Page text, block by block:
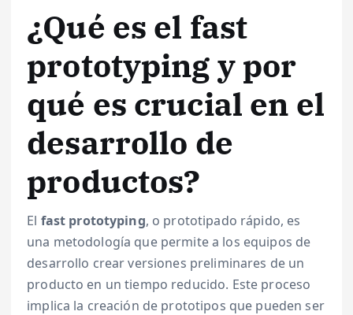
¿Qué es el fast
prototyping y por
qué es crucial en el
desarrollo de
productos?
El fast prototyping, o prototipado rápido, es
una metodología que permite a los equipos de
desarrollo crear versiones preliminares de un
producto en un tiempo reducido. Este proceso
implica la creación de prototipos que pueden ser